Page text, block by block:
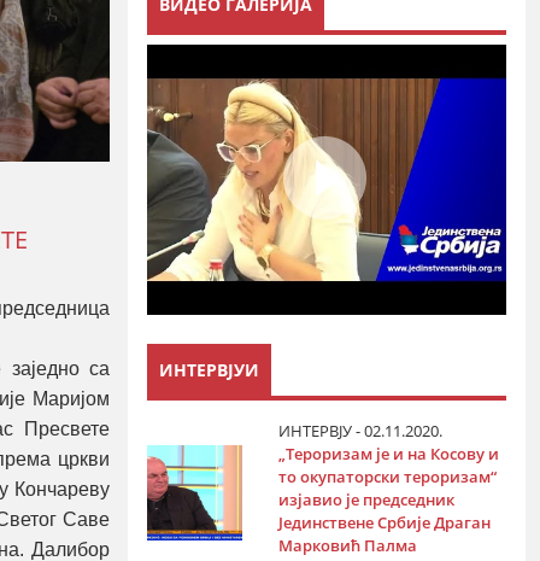
са
Маријом
Пресвете
цркви
Кончареву
Саве
Далибор
ИНТЕРВЈУИ
ИНТЕРВЈУ - 02.11.2020.
„Тероризам је и на Косову и
то окупаторски тероризам“
изјавио је председник
Јединствене Србије Драган
Марковић Палма